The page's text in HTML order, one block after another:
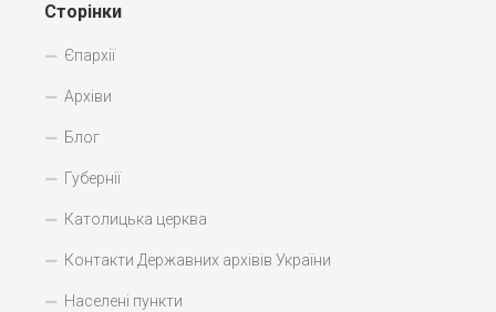
Сторінки
Єпархії
Архіви
Блог
Губернії
Католицька церква
Контакти Державних архівів України
Населені пункти